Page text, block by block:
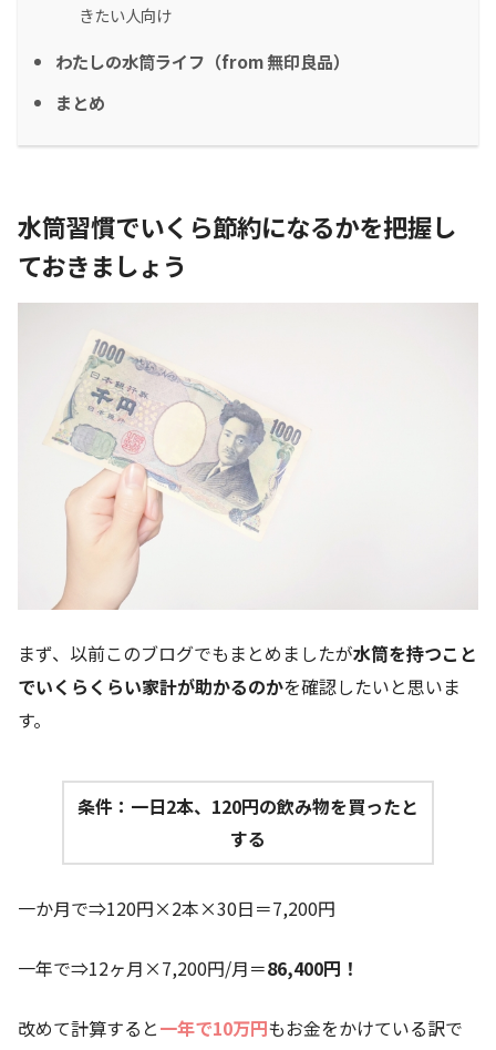
きたい人向け
わたしの水筒ライフ（from 無印良品）
まとめ
水筒習慣でいくら節約になるかを把握し
ておきましょう
まず、以前このブログでもまとめましたが水筒を持つこと
でいくらくらい家計が助かるのかを確認したいと思いま
す。
条件：一日2本、120円の飲み物を買ったと
する
一か月で⇒120円×2本×30日＝7,200円
一年で⇒12ヶ月×7,200円/月＝86,400円！
改めて計算すると一年で10万円もお金をかけている訳で